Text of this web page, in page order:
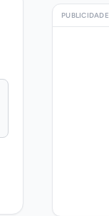
PUBLICIDADE